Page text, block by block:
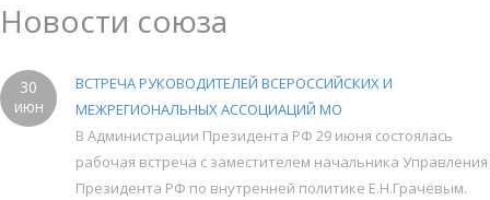
Новости союза
30
июн
ВСТРЕЧА РУКОВОДИТЕЛЕЙ ВСЕРОССИЙСКИХ И
МЕЖРЕГИОНАЛЬНЫХ АССОЦИАЦИЙ МО
В Администрации Президента РФ 29 июня состоялась
рабочая встреча с заместителем начальника Управления
Президента РФ по внутренней политике Е.Н.Грачёвым.